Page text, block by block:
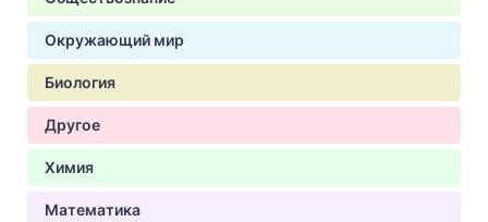
Окружающий мир
Биология
Другое
Химия
Математика